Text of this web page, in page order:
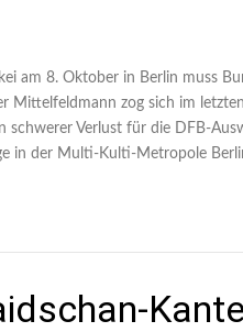
am 8. Oktober in Berlin muss
Mittelfeldmann zog sich im
schwerer Verlust für die DFB-
in der Multi-Kulti-Metropole